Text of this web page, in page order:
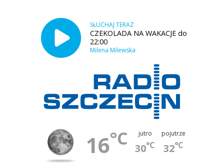
SŁUCHAJ TERAZ
CZEKOLADA NA WAKACJE do
22:00
Milena Milewska
16°C jutro
30°C
pojutrze
32°C